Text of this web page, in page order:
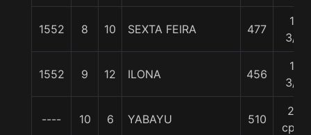
1552 8 10 SEXTA FEIRA 477
11
3/4
1552 9 12 ILONA 456
11
3/4
---- 10 6 YABAYU 510
20
cpos